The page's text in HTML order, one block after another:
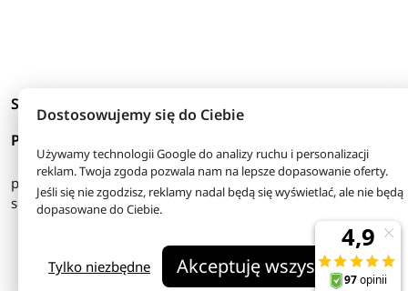
Skróty
Produkty
pon. - piątek
sobota
08:00 - 16:00
08:00 - 13:00
© 2026 - tanie-odzywki.pl
Właściciel serwisu: FHU Herkules
Dostosowujemy się do Ciebie
Używamy technologii Google do analizy ruchu i personalizacji
reklam. Twoja zgoda pozwala nam na lepsze dopasowanie oferty.
Jeśli się nie zgodzisz, reklamy nadal będą się wyświetlać, ale nie będą
dopasowane do Ciebie.
Tylko niezbędne Akceptuję wszystkie